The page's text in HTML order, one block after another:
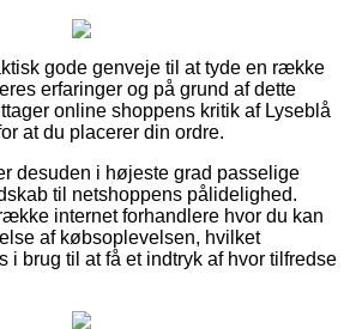
gode genveje til at tyde en række
erfaringer og på grund af dette
online shoppens kritik af Lyseblå
at du placerer din ordre.
desuden i højeste grad passelige
til netshoppens pålidelighed.
internet forhandlere hvor du kan
af købsoplevelsen, hvilket
i brug til at få et indtryk af hvor tilfredse